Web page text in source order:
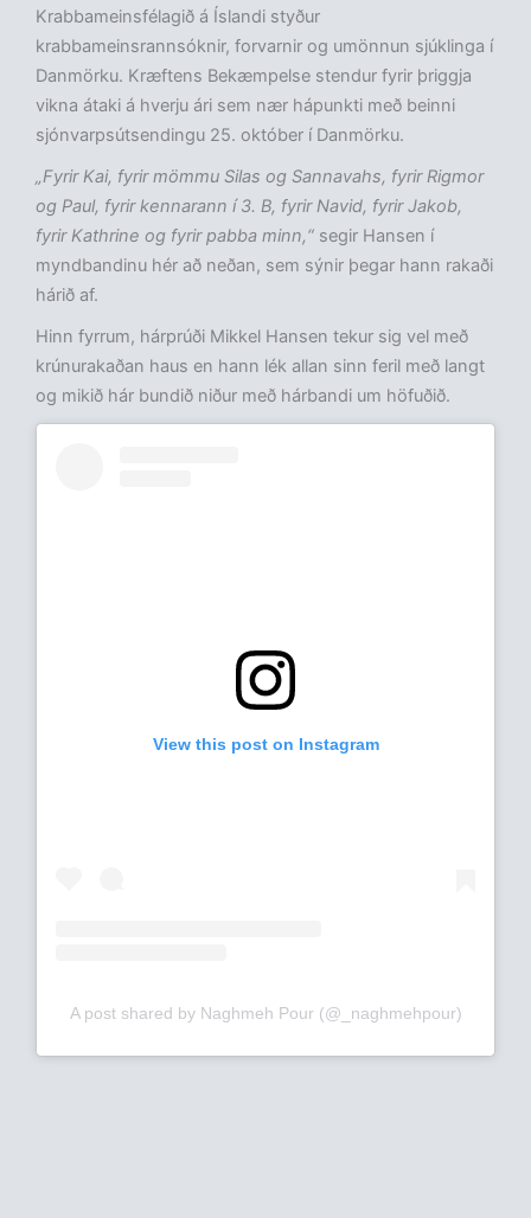
Krabbameinsfélagið á Íslandi styður
krabbameinsrannsóknir, forvarnir og umönnun sjúklinga í
Danmörku. Kræftens Bekæmpelse stendur fyrir þriggja
vikna átaki á hverju ári sem nær hápunkti með beinni
sjónvarpsútsendingu 25. október í Danmörku.
„Fyrir Kai, fyrir mömmu Silas og Sannavahs, fyrir Rigmor
og Paul, fyrir kennarann í 3. B, fyrir Navid, fyrir Jakob,
fyrir Kathrine og fyrir pabba minn,“ segir Hansen í
myndbandinu hér að neðan, sem sýnir þegar hann rakaði
hárið af.
Hinn fyrrum, hárprúði Mikkel Hansen tekur sig vel með
krúnurakaðan haus en hann lék allan sinn feril með langt
og mikið hár bundið niður með hárbandi um höfuðið.
View this post on Instagram
A post shared by Naghmeh Pour (@_naghmehpour)